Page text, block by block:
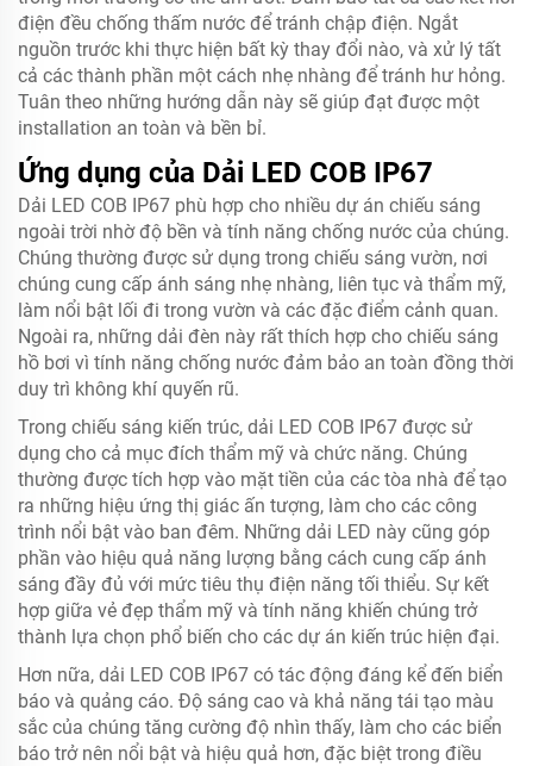
điện đều chống thấm nước để tránh chập điện. Ngắt
nguồn trước khi thực hiện bất kỳ thay đổi nào, và xử lý tất
cả các thành phần một cách nhẹ nhàng để tránh hư hỏng.
Tuân theo những hướng dẫn này sẽ giúp đạt được một
installation an toàn và bền bỉ.
Ứng dụng của Dải LED COB IP67
Dải LED COB IP67 phù hợp cho nhiều dự án chiếu sáng
ngoài trời nhờ độ bền và tính năng chống nước của chúng.
Chúng thường được sử dụng trong chiếu sáng vườn, nơi
chúng cung cấp ánh sáng nhẹ nhàng, liên tục và thẩm mỹ,
làm nổi bật lối đi trong vườn và các đặc điểm cảnh quan.
Ngoài ra, những dải đèn này rất thích hợp cho chiếu sáng
hồ bơi vì tính năng chống nước đảm bảo an toàn đồng thời
duy trì không khí quyến rũ.
Trong chiếu sáng kiến trúc, dải LED COB IP67 được sử
dụng cho cả mục đích thẩm mỹ và chức năng. Chúng
thường được tích hợp vào mặt tiền của các tòa nhà để tạo
ra những hiệu ứng thị giác ấn tượng, làm cho các công
trình nổi bật vào ban đêm. Những dải LED này cũng góp
phần vào hiệu quả năng lượng bằng cách cung cấp ánh
sáng đầy đủ với mức tiêu thụ điện năng tối thiểu. Sự kết
hợp giữa vẻ đẹp thẩm mỹ và tính năng khiến chúng trở
thành lựa chọn phổ biến cho các dự án kiến trúc hiện đại.
Hơn nữa, dải LED COB IP67 có tác động đáng kể đến biển
báo và quảng cáo. Độ sáng cao và khả năng tái tạo màu
sắc của chúng tăng cường độ nhìn thấy, làm cho các biển
báo trở nên nổi bật và hiệu quả hơn, đặc biệt trong điều